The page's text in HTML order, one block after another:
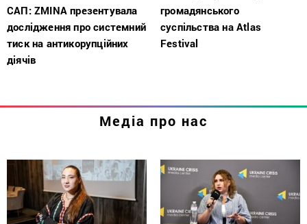
САП: ZMINA презентувала
дослідження про системний
тиск на антикорупційних
діячів
громадянського
суспільства на Atlas
Festival
Медіа про нас